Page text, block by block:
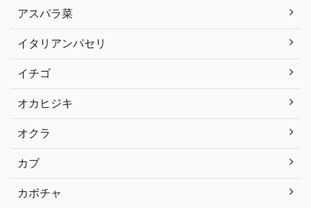
アスパラ菜
イタリアンパセリ
イチゴ
オカヒジキ
オクラ
カブ
カボチャ